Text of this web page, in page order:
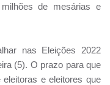
de mesárias e
nas Eleições 2022
(5). O prazo para que
e eleitores que